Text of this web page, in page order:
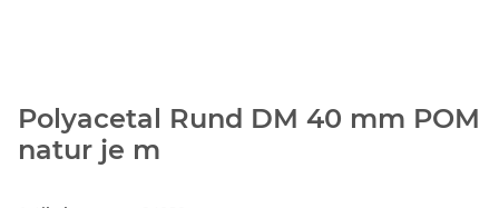
Polyacetal Rund DM 40 mm POM
natur je m